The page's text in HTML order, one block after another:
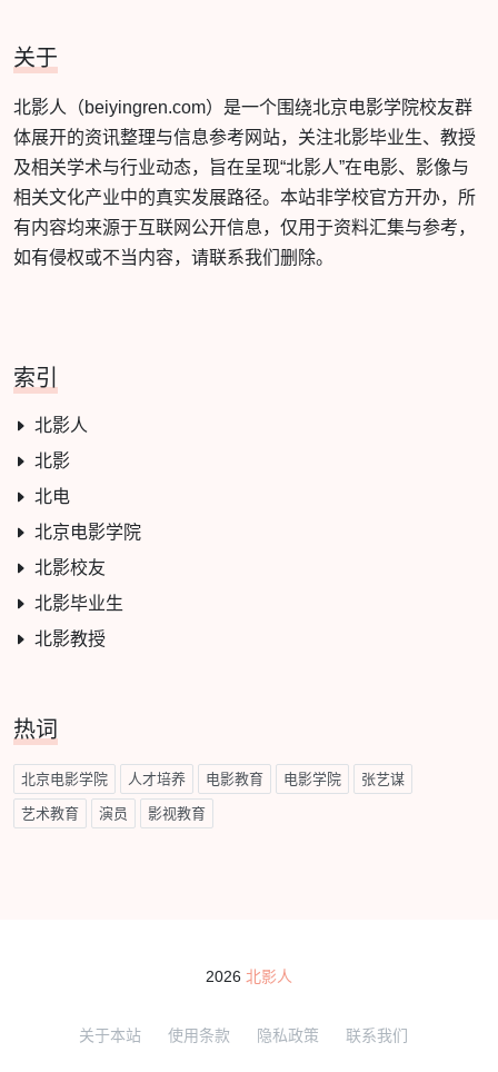
关于
北影人（beiyingren.com）是一个围绕北京电影学院校友群
体展开的资讯整理与信息参考网站，关注北影毕业生、教授
及相关学术与行业动态，旨在呈现“北影人”在电影、影像与
相关文化产业中的真实发展路径。本站非学校官方开办，所
有内容均来源于互联网公开信息，仅用于资料汇集与参考，
如有侵权或不当内容，请联系我们删除。
索引
北影人
北影
北电
北京电影学院
北影校友
北影毕业生
北影教授
热词
北京电影学院 人才培养 电影教育 电影学院 张艺谋
艺术教育 演员 影视教育
2026 北影人
关于本站 使用条款 隐私政策 联系我们